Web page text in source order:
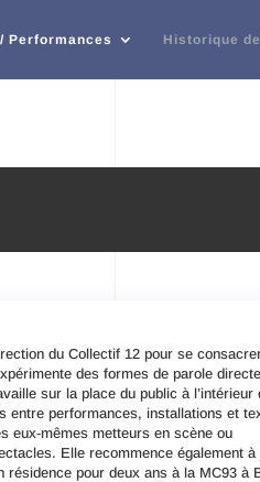
Performances Historique
du Collectif 12 pour se
des formes de parole
sur la place du public à l’intérieur
entre performances, installations et
eux-mêmes metteurs en scène ou
Elle recommence également à
pour deux ans à la MC93 à